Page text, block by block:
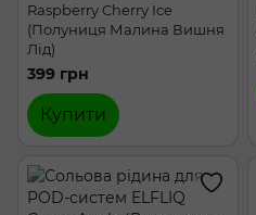
Raspberry Cherry Ice
(Полуниця Малина Вишня
Лід)
399 грн
Купити